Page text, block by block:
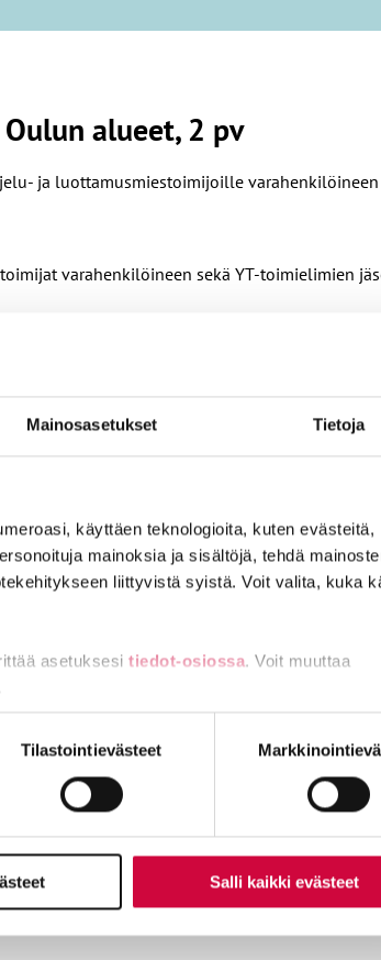
Mainosasetukset Tietoja
käyttäen teknologioita, kuten evästeitä,
mainoksia ja sisältöjä, tehdä
liittyvistä syistä. Voit valita, kuka
asetuksesi tiedot-osiossa. Voit muuttaa
ja osaa käytetään tilastointi- tai
Tilastointievästeet
Salli kaikki evästeet
alueet, 2 pv
ja luottamusmiestoimijoille
varahenkilöineen sekä YT-toimielimien
muutoksista sekä työhyvinvoinnin
liitto JHL
00500 Helsinki
Helsinki
rekisteröityjä tavaramerkkejä.